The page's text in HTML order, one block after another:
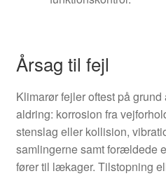
Årsag til fejl
Klimarør fejler oftest på
aldring: korrosion fra
stenslag eller kollision,
samlingerne samt forældede
fører til lækager. Tilstopning